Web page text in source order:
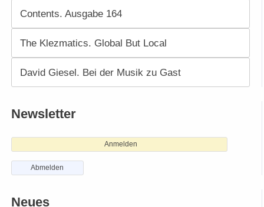
Contents. Ausgabe 164
The Klezmatics. Global But Local
David Giesel. Bei der Musik zu Gast
Newsletter
Anmelden
Abmelden
Neues